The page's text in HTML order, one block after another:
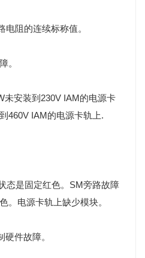
阻的连续标称值。
。
未安装到230V IAM的电源卡
460V IAM的电源卡轨上.
态是固定红色。SM旁路故障
。电源卡轨上缺少模块。
件故障。